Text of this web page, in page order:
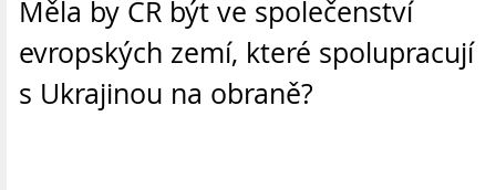
Měla by ČR být ve společenství
evropských zemí, které spolupracují
s Ukrajinou na obraně?